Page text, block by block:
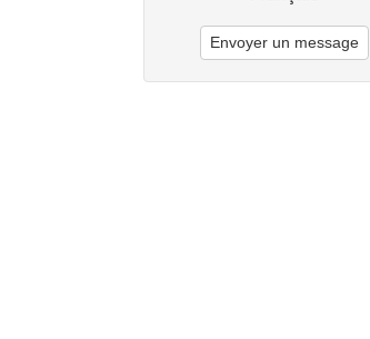
Envoyer un message